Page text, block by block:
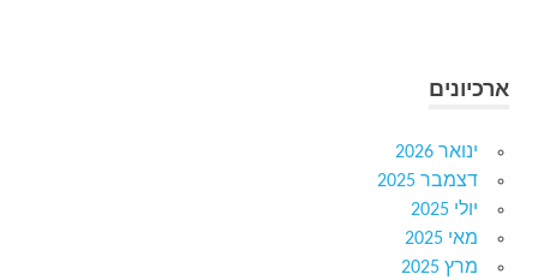
ארכיונים
ינואר 2026
דצמבר 2025
יולי 2025
מאי 2025
מרץ 2025